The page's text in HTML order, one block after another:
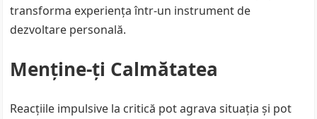
transforma experiența într-un instrument de
dezvoltare personală.
Menține-ți Calmătatea
Reacțiile impulsive la critică pot agrava situația și pot